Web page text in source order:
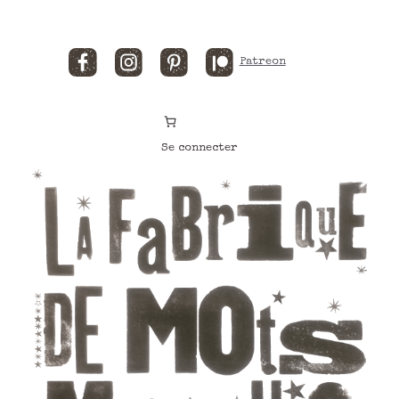
FacebookInstagramPinterestPatreon
Se connecter